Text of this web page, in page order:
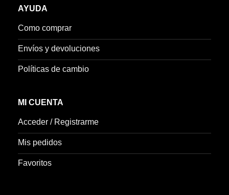
AYUDA
Como comprar
Envíos y devoluciones
Políticas de cambio
MI CUENTA
Acceder / Registrarme
Mis pedidos
Favoritos